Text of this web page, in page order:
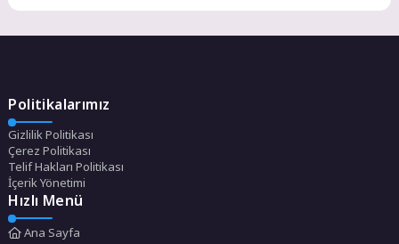
Politikalarımız
Gizlilik Politikası
Çerez Politikası
Telif Hakları Politikası
İçerik Yönetimi
Hızlı Menü
Ana Sayfa